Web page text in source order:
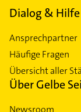
Dialog & Hilfe
Ansprechpartner
Häufige Fragen
Übersicht aller
Über Gelbe
Newsroom